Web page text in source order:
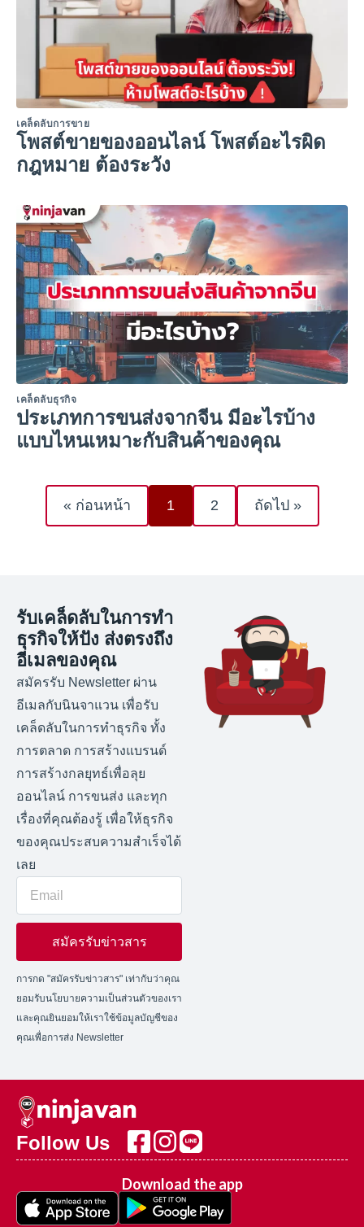
เคล็ดลับการขาย
โพสต์ขายของออนไลน์ โพสต์อะไรผิด
กฎหมาย ต้องระวัง
เคล็ดลับธุรกิจ
ประเภทการขนส่งจากจีน มีอะไรบ้าง
แบบไหนเหมาะกับสินค้าของคุณ
« ก่อนหน้า 1 2 ถัดไป »
รับเคล็ดลับในการทำ
ธุรกิจให้ปัง ส่งตรงถึง
อีเมลของคุณ
สมัครรับ Newsletter ผ่าน
อีเมลกับนินจาแวน เพื่อรับ
เคล็ดลับในการทำธุรกิจ ทั้ง
การตลาด การสร้างแบรนด์
การสร้างกลยุทธ์เพื่อลุย
ออนไลน์ การขนส่ง และทุก
เรื่องที่คุณต้องรู้ เพื่อให้ธุรกิจ
ของคุณประสบความสำเร็จได้
เลย
สมัครรับข่าวสาร
การกด "สมัครรับข่าวสาร" เท่ากับว่าคุณ
ยอมรับนโยบายความเป็นส่วนตัวของเรา
และคุณยินยอมให้เราใช้ข้อมูลบัญชีของ
คุณเพื่อการส่ง Newsletter
Follow Us
Download the app